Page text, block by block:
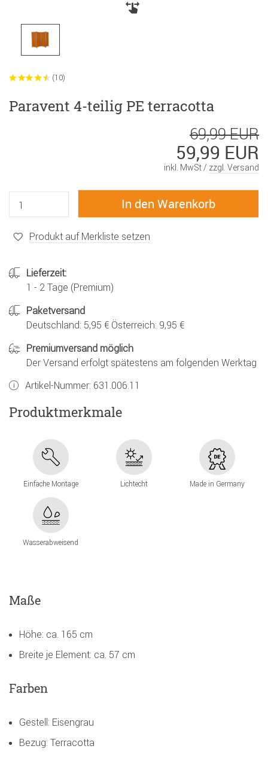
(10)
Paravent 4-teilig PE terracotta
69,99 EUR
59,99 EUR
inkl. MwSt / zzgl. Versand
Produkt auf Merkliste setzen
Lieferzeit:
1 - 2 Tage (Premium)
Paketversand
Deutschland: 5,95 € Österreich: 9,95 €
Premiumversand möglich
Der Versand erfolgt spätestens am folgenden Werktag
Artikel-Nummer: 631.006.11
Produktmerkmale
Einfache Montage Lichtecht Made in Germany
Wasserabweisend
Maße
Höhe: ca. 165 cm
Breite je Element: ca. 57 cm
Farben
Gestell: Eisengrau
Bezug: Terracotta